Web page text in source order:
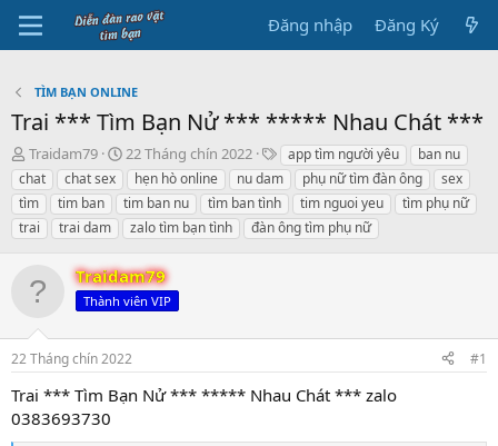
Đăng nhập Đăng Ký
TÌM BẠN ONLINE
Trai *** Tìm Bạn Nử *** ***** Nhau Chát ***
B
ắ
t
đ
ầ
Traidam79
N
g
à
y
b
t
đ
ầ
22 Tháng chín 2022
T
h
ẻ
app tìm người yêu
ban nu
chat
chat sex hẹn hò online nu dam phụ nữ tìm đàn ông
sex
tìm
tim ban tim ban nu tìm ban tình tim nguoi yeu
tìm phụ nữ
trai
trai dam zalo tìm bạn tình đàn ông tìm phụ nữ
Traidam79
Thành viên VIP
22 Tháng chín 2022 #1
Trai *** Tìm Bạn Nử *** ***** Nhau Chát *** zalo
0383693730